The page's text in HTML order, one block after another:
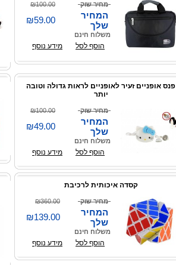
₪100.00 מחיר שוק
₪59.00
המחיר
שלך
משלוח חינם
מידע נוסף הוסף לסל
פנס אופניים זעיר לאופניים לראות גדולה וטובה
יותר
₪100.00 מחיר שוק
₪49.00
המחיר
שלך
משלוח חינם
מידע נוסף הוסף לסל
קסדה איכותית לרכיבת
₪360.00 מחיר שוק
₪139.00
המחיר
שלך
משלוח חינם
מידע נוסף הוסף לסל